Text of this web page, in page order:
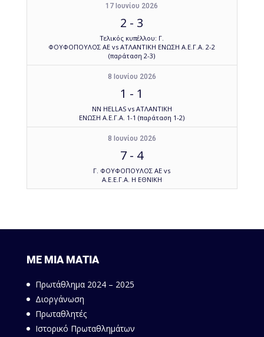
17 Ιουνίου 2026
2 - 3
Τελικός κυπέλλου: Γ.
ΦΟΥΦΟΠΟΥΛΟΣ ΑΕ vs ΑΤΛΑΝΤΙΚΗ ΕΝΩΣΗ Α.Ε.Γ.Α. 2-2
(παράταση 2-3)
8 Ιουνίου 2026
1 - 1
NN HELLAS vs ΑΤΛΑΝΤΙΚΗ
ΕΝΩΣΗ Α.Ε.Γ.Α. 1-1 (παράταση 1-2)
8 Ιουνίου 2026
7 - 4
Γ. ΦΟΥΦΟΠΟΥΛΟΣ ΑΕ vs
Α.Ε.Ε.Γ.Α. Η ΕΘΝΙΚΗ
ΜΕ ΜΙΑ ΜΑΤΙΑ
Πρωτάθλημα 2024 – 2025
Διοργάνωση
Πρωταθλητές
Ιστορικό Πρωταθλημάτων